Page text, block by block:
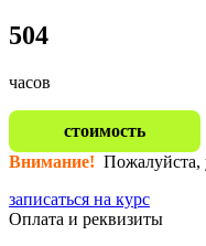
504
часов
стоимость
Внимание! Пожалуйста,
записаться на курс
Оплата и реквизиты